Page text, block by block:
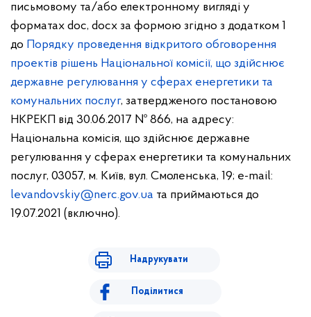
письмовому та/або електронному вигляді у
форматах doс, docx за формою згідно з додатком 1
до Порядку проведення відкритого обговорення
проектів рішень Національної комісії, що здійснює
державне регулювання у сферах енергетики та
комунальних послуг, затвердженого постановою
НКРЕКП від 30.06.2017 № 866, на адресу:
Національна комісія, що здійснює державне
регулювання у сферах енергетики та комунальних
послуг, 03057, м. Київ, вул. Смоленська, 19; e-mail:
levandovskiy@nerc.gov.ua та приймаються до
19.07.2021 (включно).
Надрукувати
Поділитися